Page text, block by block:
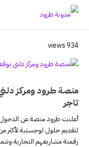
934 views
تاجر
أعلنت طرود منصة عن الدخول
رقمنة مشاريعهم التجارية